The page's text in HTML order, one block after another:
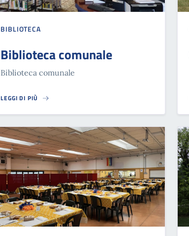
BIBLIOTECA
Biblioteca comunale
Biblioteca comunale
LEGGI DI PIÙ
BIBLIOTECA COMUNALE